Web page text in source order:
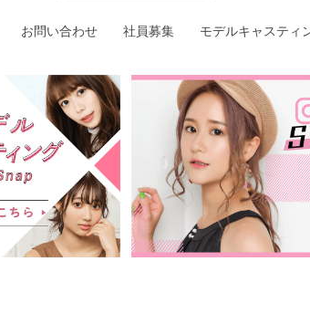
お問い合わせ 社員募集 モデルキャスティ